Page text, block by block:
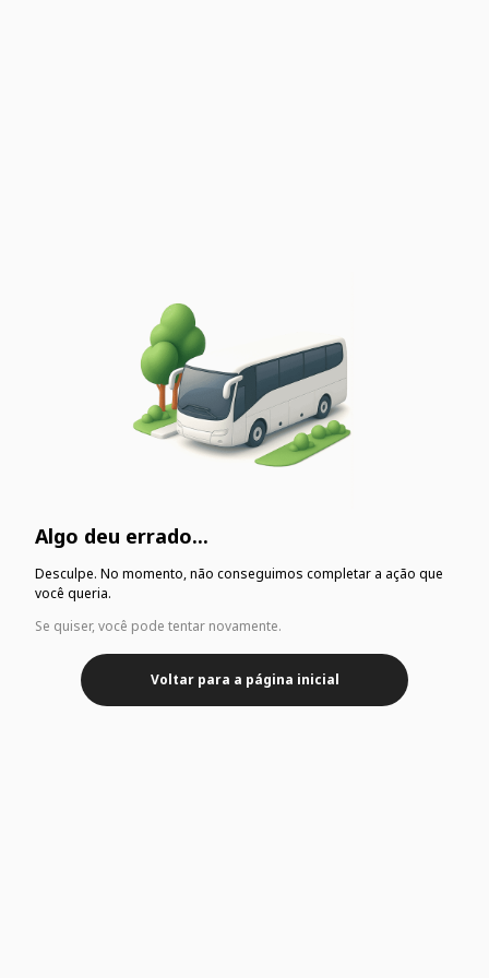
Algo deu errado...
Desculpe. No momento, não conseguimos completar a ação que
você queria.
Se quiser, você pode tentar novamente.
Voltar para a página inicial